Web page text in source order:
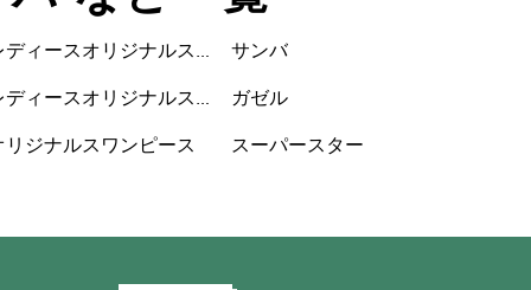
ディースオリジナルス
ディースオリジナルス
リジナルスワンピース
サンバ
ガゼル
スーパースター